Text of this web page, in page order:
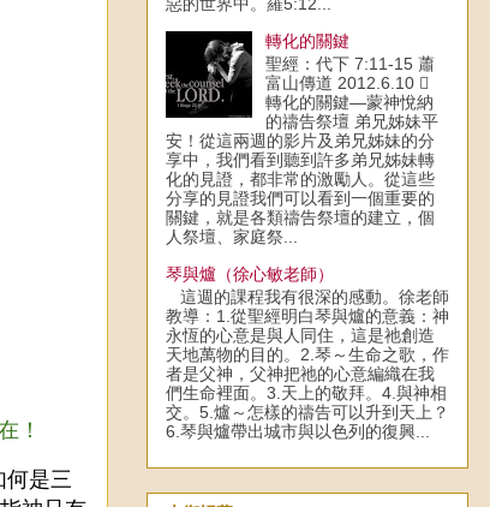
！
何是三
惡的世界中。羅5:12...
轉化的關鍵
聖經：代下 7:11-15 蕭
富山傳道 2012.6.10 
轉化的關鍵—蒙神悅納
的禱告祭壇 弟兄姊妹平
安！從這兩週的影片及弟兄姊妹的分
享中，我們看到聽到許多弟兄姊妹轉
化的見證，都非常的激勵人。從這些
分享的見證我們可以看到一個重要的
關鍵，就是各類禱告祭壇的建立，個
人祭壇、家庭祭...
琴與爐（徐心敏老師）
這週的課程我有很深的感動。徐老師
教導：1.從聖經明白琴與爐的意義：神
永恆的心意是與人同住，這是祂創造
天地萬物的目的。2.琴～生命之歌，作
者是父神，父神把祂的心意編織在我
們生命裡面。3.天上的敬拜。4.與神相
交。5.爐～怎樣的禱告可以升到天上？
6.琴與爐帶出城市與以色列的復興...